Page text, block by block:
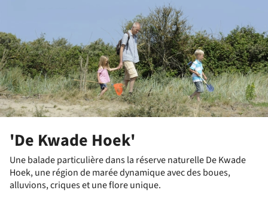
'De Kwade Hoek'
Une balade particulière dans la réserve naturelle De Kwade
Hoek, une région de marée dynamique avec des boues,
alluvions, criques et une flore unique.